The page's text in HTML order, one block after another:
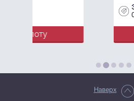
перейти
Наверх